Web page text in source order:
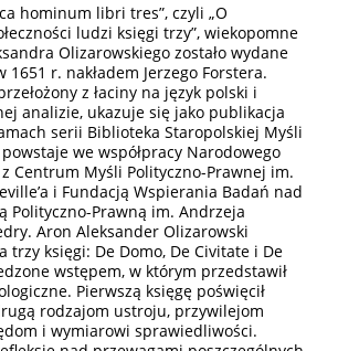
hominum libri tres”, czyli „O
ludzi księgi trzy”, wiekopomne
Olizarowskiego zostało wydane
1651 r. nakładem Jerzego Forstera.
z łaciny na język polski i
analizie, ukazuje się jako publikacja
serii Biblioteka Staropolskiej Myśli
we współpracy Narodowego
Centrum Myśli Polityczno-Prawnej im.
i Fundacją Wspierania Badań nad
Polityczno-Prawną im. Andrzeja
Aron Aleksander Olizarowski
trzy księgi: De Domo, De Civitate i De
wstępem, w którym przedstawił
Pierwszą księgę poświęcił
rodzajom ustroju, przywilejom
i wymiarowi sprawiedliwości.